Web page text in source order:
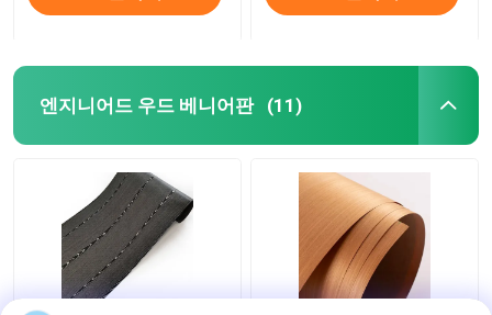
엔지니어드 우드 베니어판 (11)